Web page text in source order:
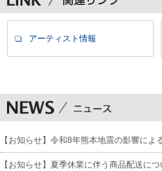
アーティスト情報
【お知らせ】令和8年熊本地震の影響によ
【お知らせ】夏季休業に伴う商品配送につ